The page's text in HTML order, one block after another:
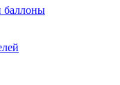
баллоны